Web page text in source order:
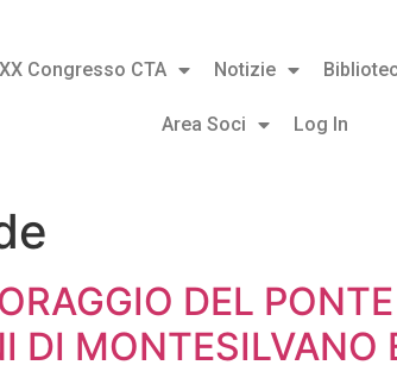
Congresso CTA Notizie
Area Soci Log In
DEL
MONTESILVANO